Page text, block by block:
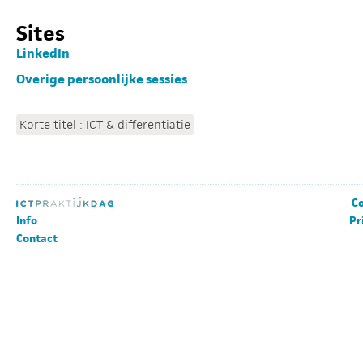
Sites
LinkedIn
Overige persoonlijke sessies
Korte titel : ICT & differentiatie
Info
Contact